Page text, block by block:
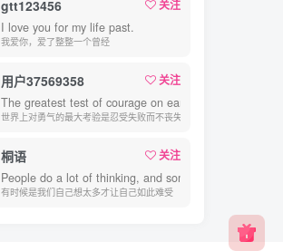
gtt123456
关注
I love you for my life past.
我爱你，爱了整整一个曾经
用户37569358
关注
The greatest test of courage on earth is to bear
世界上对勇气的最大考验是忍受失败而不丧失信心
桐语
关注
People do a lot of thinking, and sometimes, that's
有时候是我们自己想太多才让自己如此难受